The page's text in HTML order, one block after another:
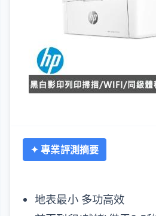
✦ 專業評測摘要
地表最小 多功高效